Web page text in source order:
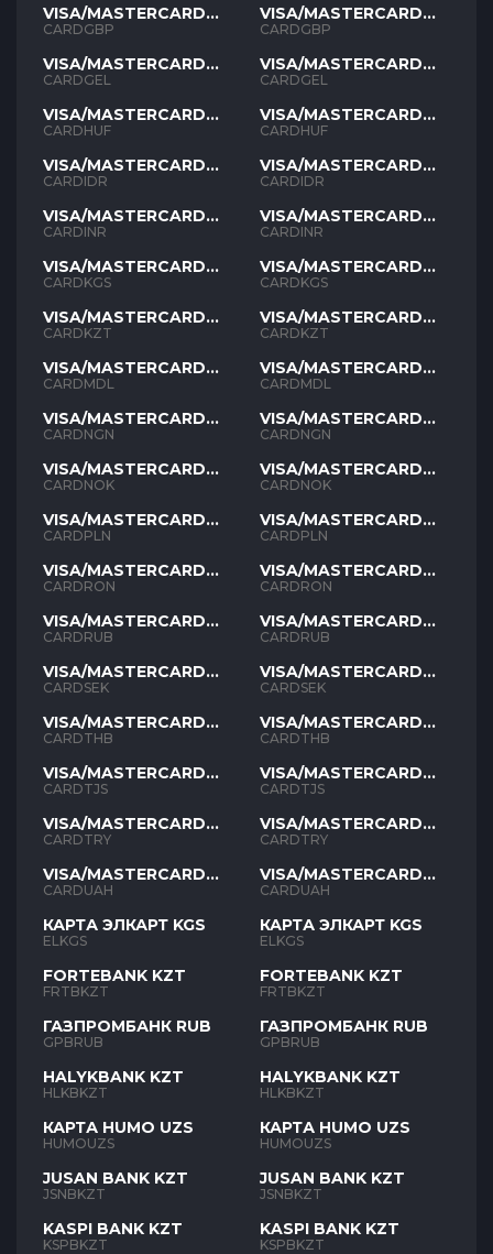
VISA/MASTERCARD
GBP
CARDGBP
VISA/MASTERCARD
GEL
CARDGEL
VISA/MASTERCARD
HUF
CARDHUF
VISA/MASTERCARD
IDR
CARDIDR
VISA/MASTERCARD
INR
CARDINR
VISA/MASTERCARD
KGS
CARDKGS
VISA/MASTERCARD
KZT
CARDKZT
VISA/MASTERCARD
MDL
CARDMDL
VISA/MASTERCARD
NGN
CARDNGN
VISA/MASTERCARD
NOK
CARDNOK
VISA/MASTERCARD
PLN
CARDPLN
VISA/MASTERCARD
RON
CARDRON
VISA/MASTERCARD
RUB
CARDRUB
VISA/MASTERCARD
SEK
CARDSEK
VISA/MASTERCARD
THB
CARDTHB
VISA/MASTERCARD
TJS
CARDTJS
VISA/MASTERCARD
TYR
CARDTRY
VISA/MASTERCARD
UAH
CARDUAH
КАРТА ЭЛКАРТ KGS
ELKGS
FORTEBANK KZT
FRTBKZT
ГАЗПРОМБАНК RUB
GPBRUB
HALYKBANK KZT
HLKBKZT
КАРТА HUMO UZS
HUMOUZS
JUSAN BANK KZT
JSNBKZT
KASPI BANK KZT
KSPBKZT
VISA/MASTERCARD
GBP
CARDGBP
VISA/MASTERCARD
GEL
CARDGEL
VISA/MASTERCARD
HUF
CARDHUF
VISA/MASTERCARD
IDR
CARDIDR
VISA/MASTERCARD
INR
CARDINR
VISA/MASTERCARD
KGS
CARDKGS
VISA/MASTERCARD
KZT
CARDKZT
VISA/MASTERCARD
MDL
CARDMDL
VISA/MASTERCARD
NGN
CARDNGN
VISA/MASTERCARD
NOK
CARDNOK
VISA/MASTERCARD
PLN
CARDPLN
VISA/MASTERCARD
RON
CARDRON
VISA/MASTERCARD
RUB
CARDRUB
VISA/MASTERCARD
SEK
CARDSEK
VISA/MASTERCARD
THB
CARDTHB
VISA/MASTERCARD
TJS
CARDTJS
VISA/MASTERCARD
TYR
CARDTRY
VISA/MASTERCARD
UAH
CARDUAH
КАРТА ЭЛКАРТ KGS
ELKGS
FORTEBANK KZT
FRTBKZT
ГАЗПРОМБАНК RUB
GPBRUB
HALYKBANK KZT
HLKBKZT
КАРТА HUMO UZS
HUMOUZS
JUSAN BANK KZT
JSNBKZT
KASPI BANK KZT
KSPBKZT